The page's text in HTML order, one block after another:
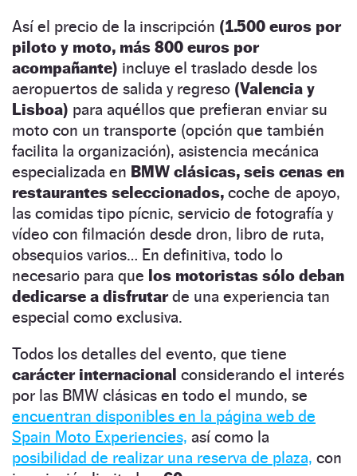
Así el precio de la inscripción (1.500 euros por
piloto y moto, más 800 euros por
acompañante) incluye el traslado desde los
aeropuertos de salida y regreso (Valencia y
Lisboa) para aquéllos que prefieran enviar su
moto con un transporte (opción que también
facilita la organización), asistencia mecánica
especializada en BMW clásicas, seis cenas en
restaurantes seleccionados, coche de apoyo,
las comidas tipo pícnic, servicio de fotografía y
vídeo con filmación desde dron, libro de ruta,
obsequios varios… En definitiva, todo lo
necesario para que los motoristas sólo deban
dedicarse a disfrutarde una experiencia tan
especial como exclusiva.
Todos los detalles del evento, que tiene
carácter internacional considerando el interés
por las BMW clásicas en todo el mundo, se
encuentran disponibles en la página web de
Spain Moto Experiencies, así como la
posibilidad de realizar una reserva de plaza, con